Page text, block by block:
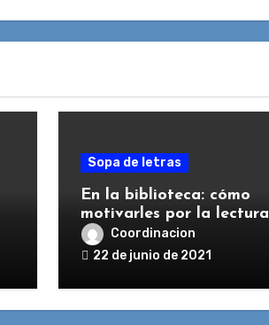
Sopa de letras
En la biblioteca: cómo
motivarles por la lectura
Coordinacion
22 de junio de 2021